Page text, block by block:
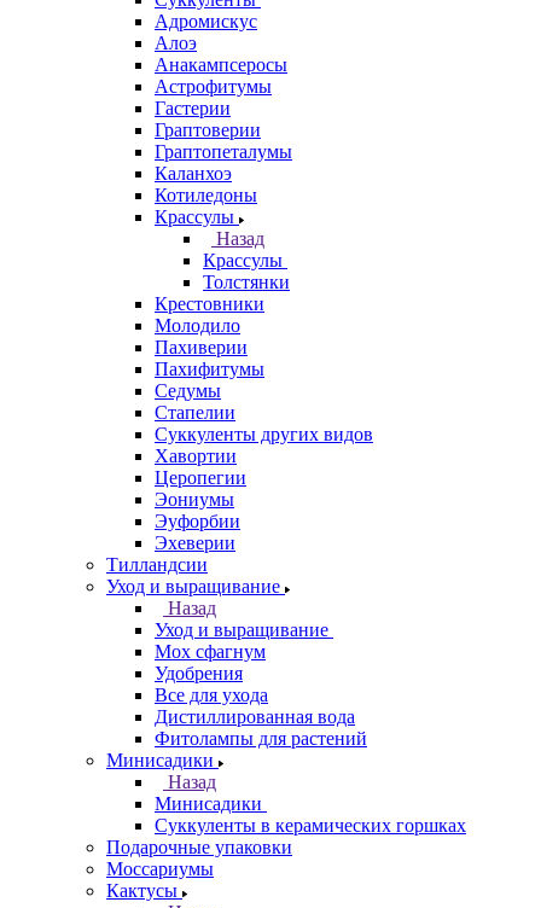
Адромискус
Алоэ
Анакампсеросы
Астрофитумы
Гастерии
Граптоверии
Граптопеталумы
Каланхоэ
Котиледоны
Крассулы
Назад
Крассулы
Толстянки
Крестовники
Молодило
Пахиверии
Пахифитумы
Седумы
Стапелии
Суккуленты других видов
Хавортии
Церопегии
Эониумы
Эуфорбии
Эхеверии
Тилландсии
Уход и выращивание
Назад
Уход и выращивание
Мох сфагнум
Удобрения
Все для ухода
Дистиллированная вода
Фитолампы для растений
Минисадики
Назад
Минисадики
Суккуленты в керамических горшках
Подарочные упаковки
Моссариумы
Кактусы